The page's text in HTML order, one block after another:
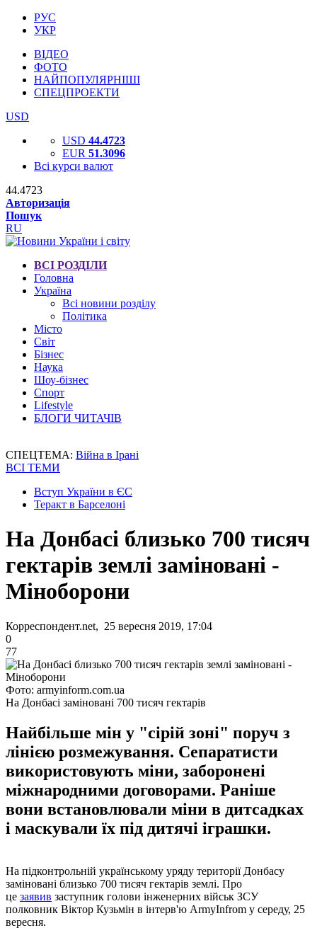
РУС
УКР
ВІДЕО
ФОТО
НАЙПОПУЛЯРНІШІ
СПЕЦПРОЕКТИ
USD
USD 44.4723
EUR 51.3096
Всі курси валют
44.4723
Авторизація
Пошук
RU
ВСІ РОЗДІЛИ
Головна
Україна
Всі новини розділу
Політика
Місто
Світ
Бізнес
Наука
Шоу-бізнес
Спорт
Lifestyle
БЛОГИ ЧИТАЧІВ
СПЕЦТЕМА: Війна в Ірані
ВСІ ТЕМИ
Вступ України в ЄС
Теракт в Барселоні
На Донбасі близько 700 тисяч
гектарів землі заміновані -
Міноборони
Корреспондент.net, 25 вересня 2019, 17:04
0
77
Фото: armyinform.com.ua
На Донбасі заміновані 700 тисяч гектарів
Найбільше мін у "сірій зоні" поруч з
лінією розмежування. Сепаратисти
використовують міни, заборонені
міжнародними договорами. Раніше
вони встановлювали міни в дитсадках
і маскували їх під дитячі іграшки.
На підконтрольній українському уряду території Донбасу
заміновані близько 700 тисяч гектарів землі. Про
це заявив заступник голови інженерних військ ЗСУ
полковник Віктор Кузьмін в інтерв'ю ArmyInfrom у середу, 25
вересня.